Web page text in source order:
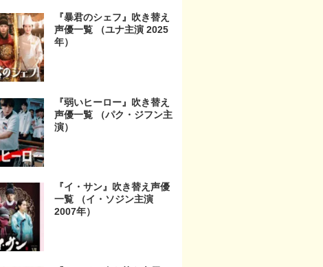
『暴君のシェフ』吹き替え
声優一覧 （ユナ主演 2025
年）
『弱いヒーロー』吹き替え
声優一覧 （パク・ジフン主
演）
『イ・サン』吹き替え声優
一覧 （イ・ソジン主演
2007年）